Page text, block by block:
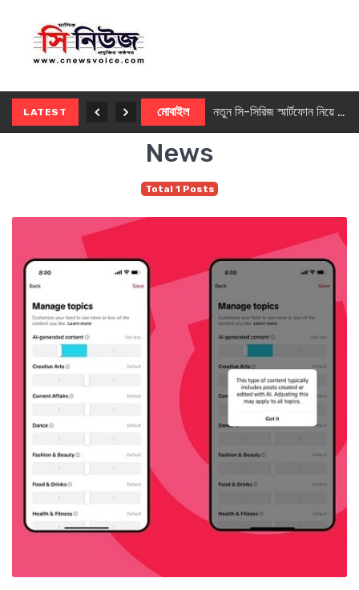
LATEST মোবাইল নতুন সি-সিরিজ স্মার্টফোন নিয়ে আসছে রিয়েলমি
News
Total 1 Posts